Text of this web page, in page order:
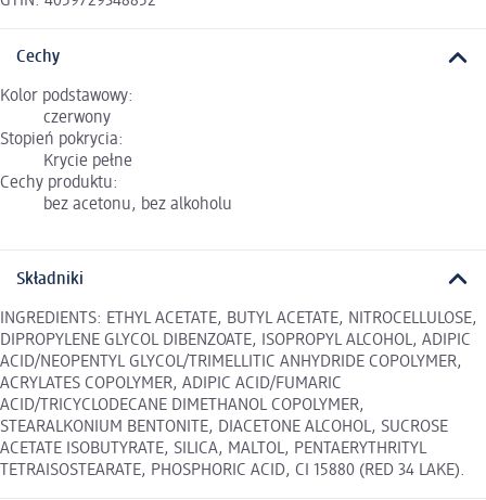
Cechy
Kolor podstawowy:
czerwony
Stopień pokrycia:
Krycie pełne
Cechy produktu:
bez acetonu, bez alkoholu
Składniki
INGREDIENTS: ETHYL ACETATE, BUTYL ACETATE, NITROCELLULOSE,
DIPROPYLENE GLYCOL DIBENZOATE, ISOPROPYL ALCOHOL, ADIPIC
ACID/NEOPENTYL GLYCOL/TRIMELLITIC ANHYDRIDE COPOLYMER,
ACRYLATES COPOLYMER, ADIPIC ACID/FUMARIC
ACID/TRICYCLODECANE DIMETHANOL COPOLYMER,
STEARALKONIUM BENTONITE, DIACETONE ALCOHOL, SUCROSE
ACETATE ISOBUTYRATE, SILICA, MALTOL, PENTAERYTHRITYL
TETRAISOSTEARATE, PHOSPHORIC ACID, CI 15880 (RED 34 LAKE).